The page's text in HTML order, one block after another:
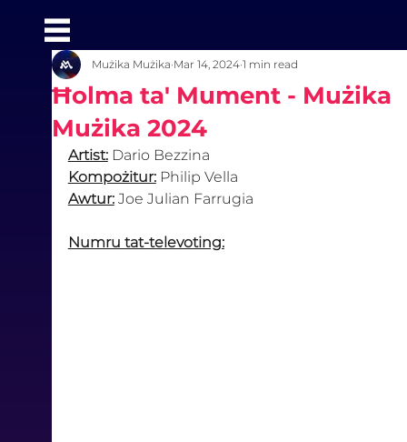
Ħolma ta' Mument - Mużika
Mużika 2024
Mużika Mużika Mar 14, 2024 1 min read
Artist: Dario Bezzina
Kompożitur: Philip Vella
Awtur: Joe Julian Farrugia
Numru tat-televoting: